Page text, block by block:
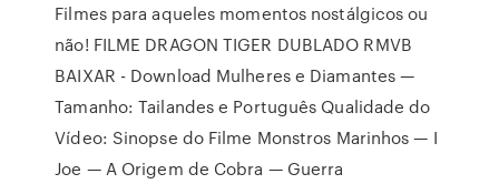
Filmes para aqueles momentos nostálgicos ou
não! FILME DRAGON TIGER DUBLADO RMVB
BAIXAR - Download Mulheres e Diamantes —
Tamanho: Tailandes e Português Qualidade do
Vídeo: Sinopse do Filme Monstros Marinhos — I
Joe — A Origem de Cobra — Guerra